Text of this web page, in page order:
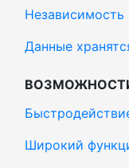
Независимость
Данные
Широкий